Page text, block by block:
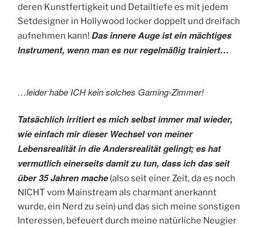
deren Kunstfertigkeit und Detailtiefe es mit jedem
Setdesigner in Hollywood locker doppelt und dreifach
aufnehmen kann! Das innere Auge ist ein mächtiges
Instrument, wenn man es nur regelmäßig trainiert…
…leider habe ICH kein solches Gaming-Zimmer!
Tatsächlich irritiert es mich selbst immer mal wieder,
wie einfach mir dieser Wechsel von meiner
Lebensrealität in die Andersrealität gelingt; es hat
vermutlich einerseits damit zu tun, dass ich das seit
über 35 Jahren mache(also seit einer Zeit, da es noch
NICHT vom Mainstream als charmant anerkannt
wurde, ein Nerd zu sein) und das sich meine sonstigen
Interessen, befeuert durch meine natürliche Neugier